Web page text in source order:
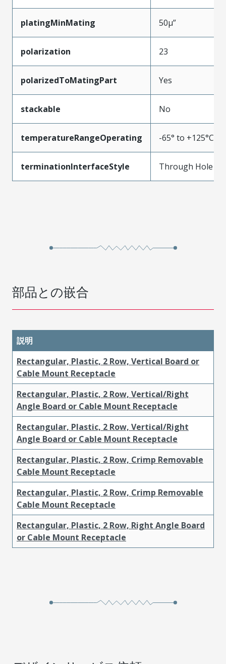
platingMinMating 50µ”
polarization 23
polarizedToMatingPart Yes
stackable No
temperatureRangeOperating -65° to +125°C
terminationInterfaceStyle Through Hole
部品との嵌合
説明
Rectangular, Plastic, 2 Row, Vertical Board or
Cable Mount Receptacle
Rectangular, Plastic, 2 Row, Vertical/Right
Angle Board or Cable Mount Receptacle
Rectangular, Plastic, 2 Row, Vertical/Right
Angle Board or Cable Mount Receptacle
Rectangular, Plastic, 2 Row, Crimp Removable
Cable Mount Receptacle
Rectangular, Plastic, 2 Row, Crimp Removable
Cable Mount Receptacle
Rectangular, Plastic, 2 Row, Right Angle Board
or Cable Mount Receptacle